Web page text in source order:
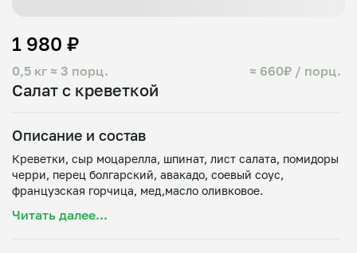
Салат с креветкой
0,5 кг ≈ 3 порц. ≈ 660₽ / порц.
1 980 ₽
Описание и состав
Креветки, сыр моцарелла, шпинат, лист салата, помидоры
черри, перец болгарский, авакадо, соевый соус,
Читать далее...